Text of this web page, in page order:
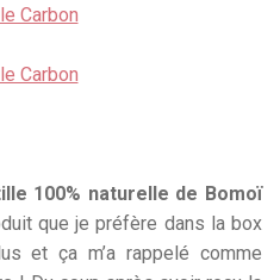
100% naturelle de Bomoï
que je préfère dans la box
et ça m’a rappelé comme